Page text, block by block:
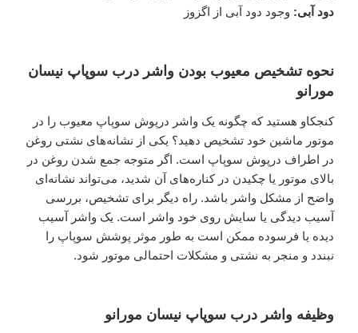
دود آبی: وجود دود آبی از اگزوز
نحوه تشخیص معیوب بودن واشر درب سوپاپ نیسان
مورانو
کنجکاو هستید که چگونه یک واشر درپوش سوپاپ معیوب را در
موتور ماشین خود تشخیص دهید؟ یکی از نشانه‌های نشتی روغن
در اطراف درپوش سوپاپ است. اگر متوجه جمع شدن روغن در
بالای موتور یا چکیدن در کناره‌های آن شدید، می‌تواند نشانه‌ای
واضح از مشکل واشر باشد. راه دیگر برای تشخیص، بررسی
آسیب دیدگی یا سایش روی خود واشر است. یک واشر آسیب
دیده یا فرسوده ممکن است به طور موثر پوشش سوپاپ را
نبندد و منجر به نشتی و مشکلات احتمالی موتور شود.
وظیفه واشر درب سوپاپ نیسان مورانو